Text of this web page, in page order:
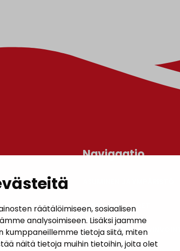
räätälöimiseen, sosiaalisen
analysoimiseen. Lisäksi jaamme
kumppaneillemme tietoja siitä, miten
näitä tietoja muihin tietoihin, joita olet
Navigaatio
LAPSET JA NUORET
KUNTALAISTEN HYVINVOINTI